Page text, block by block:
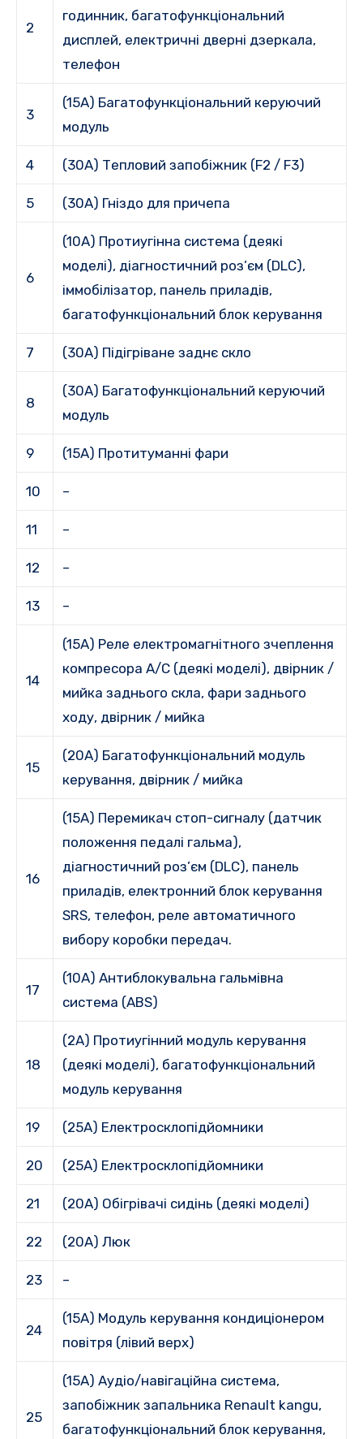
2
годинник, багатофункціональний
дисплей, електричні дверні дзеркала,
телефон
3
(15A) Багатофункціональний керуючий
модуль
4 (30A) Тепловий запобіжник (F2 / F3)
5 (30A) Гніздо для причепа
6
(10A) Протиугінна система (деякі
моделі), діагностичний роз’єм (DLC),
іммобілізатор, панель приладів,
багатофункціональний блок керування
7 (30A) Підігріване заднє скло
8
(30A) Багатофункціональний керуючий
модуль
9 (15A) Протитуманні фари
10 –
11 –
12 –
13 –
14
(15A) Реле електромагнітного зчеплення
компресора A/C (деякі моделі), двірник /
мийка заднього скла, фари заднього
ходу, двірник / мийка
15
(20A) Багатофункціональний модуль
керування, двірник / мийка
16
(15A) Перемикач стоп-сигналу (датчик
положення педалі гальма),
діагностичний роз’єм (DLC), панель
приладів, електронний блок керування
SRS, телефон, реле автоматичного
вибору коробки передач.
17
(10A) Антиблокувальна гальмівна
система (ABS)
18
(2A) Протиугінний модуль керування
(деякі моделі), багатофункціональний
модуль керування
19 (25A) Електросклопідйомники
20 (25A) Електросклопідйомники
21 (20A) Обігрівачі сидінь (деякі моделі)
22 (20A) Люк
23 –
24
(15A) Модуль керування кондиціонером
повітря (лівий верх)
25
(15A) Аудіо/навігаційна система,
запобіжник запальника Renault kangu,
багатофункціональний блок керування,